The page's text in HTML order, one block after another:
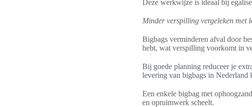
Deze werkwijze is ideaal bij
Minder verspilling vergeleken met
Bigbags verminderen afval door
hebt, wat verspilling voorkomt in
Bij goede planning reduceer je
levering van bigbags in Nederland
Een enkele bigbag met
en opruimwerk scheelt.